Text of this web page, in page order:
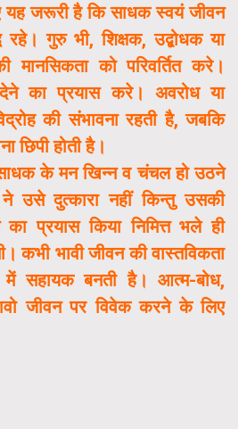
जरूरी है कि साधक स्वयं जीवन
रहे। गुरु भी, शिक्षक, उद्बोधक या
मानसिकता को परिवर्तित करे।
का प्रयास करे। अवरोध या
की संभावना रहती है, जबकि
छिपी होती है।
के मन खिन्न व चंचल हो उठने
ने उसे दुत्कारा नहीं किन्तु उसकी
प्रयास किया निमित्त भले ही
कभी भावी जीवन की वास्तविकता
में सहायक बनती है। आत्म-बोध,
जीवन पर विवेक करने के लिए